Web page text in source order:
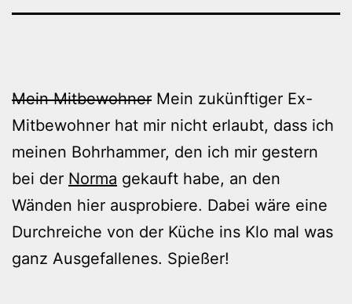
Mein Mitbewohner Mein zukünftiger Ex-
Mitbewohner hat mir nicht erlaubt, dass ich
meinen Bohrhammer, den ich mir gestern
bei der Norma gekauft habe, an den
Wänden hier ausprobiere. Dabei wäre eine
Durchreiche von der Küche ins Klo mal was
ganz Ausgefallenes. Spießer!